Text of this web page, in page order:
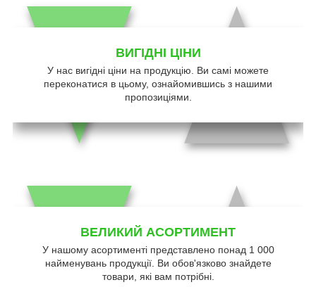
ВИГІДНІ ЦІНИ
У нас вигідні ціни на продукцію. Ви самі можете
переконатися в цьому, ознайомившись з нашими
пропозиціями.
ВЕЛИКИЙ АСОРТИМЕНТ
У нашому асортименті представлено понад 1 000
найменувань продукції. Ви обов'язково знайдете
товари, які вам потрібні.